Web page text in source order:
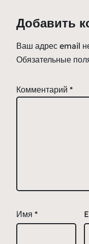
Добавить
Ваш адрес email
Обязательные
Комментарий *
Имя *